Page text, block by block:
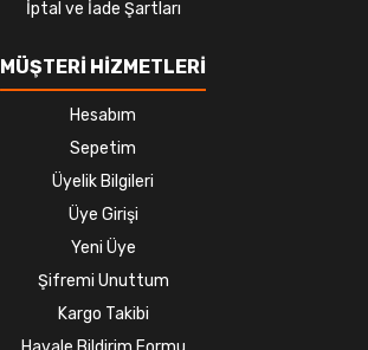
İptal ve İade Şartları
MÜŞTERİ HİZMETLERİ
Hesabım
Sepetim
Üyelik Bilgileri
Üye Girişi
Yeni Üye
Şifremi Unuttum
Kargo Takibi